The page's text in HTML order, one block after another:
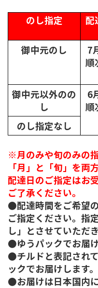
のし指定
配
御中元のし
7
順
御中元以外のの
し
6
順
のし指定なし
※月のみや旬のみの
「月」と「旬」を両
配達日のご指定はお
ご了承ください。
●配達時間をご希望
ご指定ください。指
し」とさせていただき
●ゆうパックでお届け
●チルドと表記され
ックでお届けします。
●お届けは日本国内に